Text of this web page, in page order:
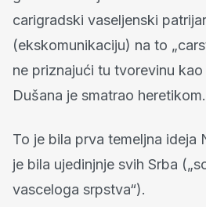
carigradski vaseljenski
(ekskomunikaciju) na to
ne priznajući tu tvorevinu
Dušana je smatrao heretikom.
To je bila prva temeljna ideja
je bila ujedinjnje svih Srba
vasceloga srpstva“).